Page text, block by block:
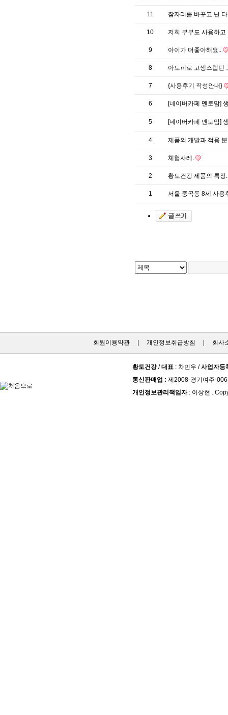
11 잠자리를 바꾸고 난
10 저희 부부도 사용하
9 아이가 더좋아해요..
8 아토피로 고생스럽던
7 {사용후기 작성안내}
6 [네이버카페 멘토맘]
5 [네이버카페 멘토맘]
4 제품의 개발과 적용
3 체험사레.
2 황토건강 제품의 특
1 서울 중곡동 8세 사용
회원이용약관| 개인정보취급방침 회사
황토건강/대표 : 차민우 /사업자등
통신판매업 : 제2008-경기여주-
개인정보관리책임자: 이상현 .